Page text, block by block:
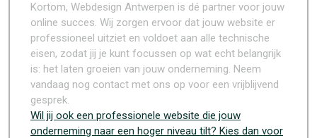
Kortom, Webdesign Antwerpen is dé partner voor jouw
online succes. Wij zorgen ervoor dat jouw website er
professioneel uitziet en voldoet aan alle technische
eisen, zodat jij je kunt focussen op wat echt belangrijk
is: het laten groeien van jouw onderneming. Neem
vandaag nog contact met ons op voor een vrijblijvend
gesprek.
Wil jij ook een professionele website die jouw
onderneming naar een hoger niveau tilt? Kies dan voor